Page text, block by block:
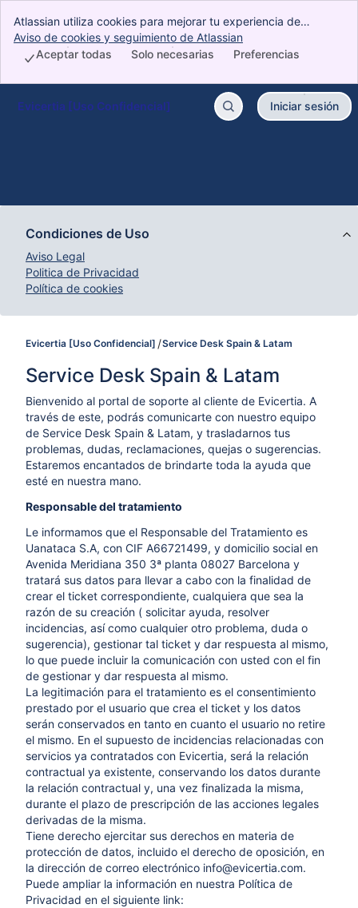
Atlassian utiliza cookies para mejorar tu experiencia de
navegación, realizar análisis e investigaciones y gestionar la
publicidad. Acepta todas las cookies para indicar que aceptas
Aviso de cookies y seguimiento de Atlassian
Preferencias
Solo necesarias
Aceptar todas
Ir al contenido principal
Evicertia [Uso Confidencial] Iniciar sesión
Condiciones de Uso
Aviso Legal
Politica de Privacidad
Política de cookies
Evicertia [Uso Confidencial] Service Desk Spain & Latam
Service Desk Spain & Latam
Bienvenido al portal de soporte al cliente de Evicertia. A
través de este, podrás comunicarte con nuestro equipo
de Service Desk Spain & Latam, y trasladarnos tus
problemas, dudas, reclamaciones, quejas o sugerencias.
Estaremos encantados de brindarte toda la ayuda que
esté en nuestra mano.
Responsable del tratamiento
Le informamos que el Responsable del Tratamiento es
Uanataca S.A, con CIF A66721499, y domicilio social en
Avenida Meridiana 350 3ª planta 08027 Barcelona y
tratará sus datos para llevar a cabo con la finalidad de
crear el ticket correspondiente, cualquiera que sea la
razón de su creación ( solicitar ayuda, resolver
incidencias, así como cualquier otro problema, duda o
sugerencia), gestionar tal ticket y dar respuesta al mismo,
lo que puede incluir la comunicación con usted con el fin
de gestionar y dar respuesta al mismo.
La legitimación para el tratamiento es el consentimiento
prestado por el usuario que crea el ticket y los datos
serán conservados en tanto en cuanto el usuario no retire
el mismo. En el supuesto de incidencias relacionadas con
servicios ya contratados con Evicertia, será la relación
contractual ya existente, conservando los datos durante
la relación contractual y, una vez finalizada la misma,
durante el plazo de prescripción de las acciones legales
derivadas de la misma.
Tiene derecho ejercitar sus derechos en materia de
protección de datos, incluido el derecho de oposición, en
la dirección de correo electrónico info@evicertia.com.
Puede ampliar la información en nuestra Política de
Privacidad en el siguiente link: